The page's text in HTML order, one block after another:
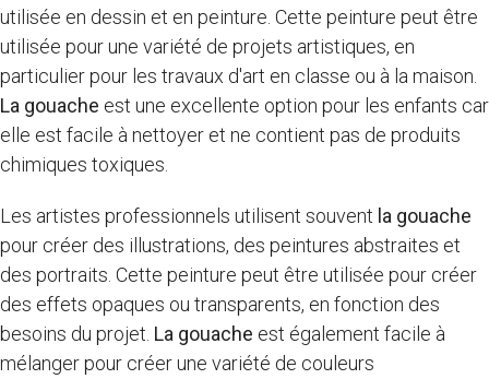
utilisée en dessin et en peinture. Cette peinture peut être
utilisée pour une variété de projets artistiques, en
particulier pour les travaux d'art en classe ou à la maison.
La gouache est une excellente option pour les enfants car
elle est facile à nettoyer et ne contient pas de produits
chimiques toxiques.
Les artistes professionnels utilisent souvent la gouache
pour créer des illustrations, des peintures abstraites et
des portraits. Cette peinture peut être utilisée pour créer
des effets opaques ou transparents, en fonction des
besoins du projet. La gouache est également facile à
mélanger pour créer une variété de couleurs